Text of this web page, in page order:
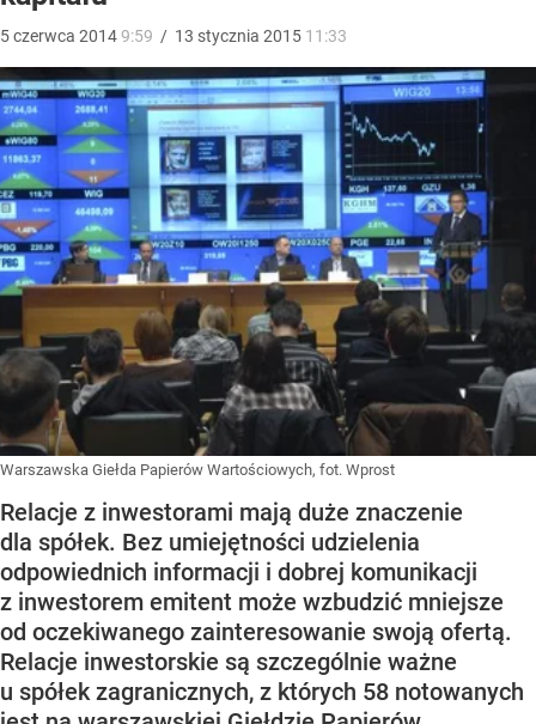
5czerwca 20149:59 / 13 stycznia 2015 11:33
Warszawska Giełda Papierów Wartościowych, fot. Wprost
Relacje z inwestorami mają duże znaczenie
dla spółek. Bez umiejętności udzielenia
odpowiednich informacji i dobrej komunikacji
z inwestorem emitent może wzbudzić mniejsze
od oczekiwanego zainteresowanie swoją ofertą.
Relacje inwestorskie są szczególnie ważne
u spółek zagranicznych, z których 58 notowanych